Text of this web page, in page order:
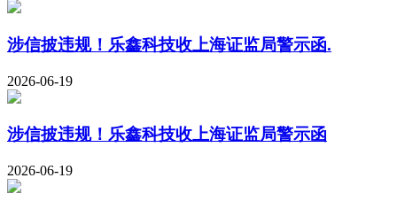
涉信披违规！乐鑫科技收上海证监局警示函.
2026-06-19
涉信披违规！乐鑫科技收上海证监局警示函
2026-06-19